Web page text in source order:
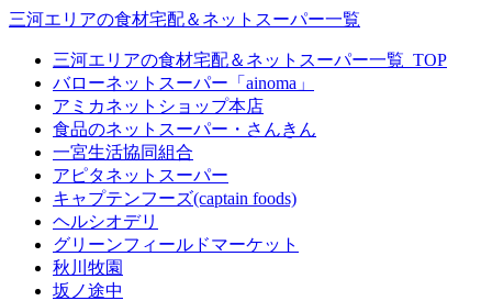
三河エリアの食材宅配＆ネットスーパー一覧
三河エリアの食材宅配＆ネットスーパー一覧_TOP
バローネットスーパー「ainoma」
アミカネットショップ本店
食品のネットスーパー・さんきん
一宮生活協同組合
アピタネットスーパー
キャプテンフーズ(captain foods)
ヘルシオデリ
グリーンフィールドマーケット
秋川牧園
坂ノ途中